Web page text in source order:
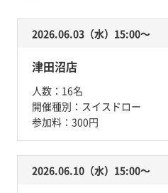
2026.06.03（水）15:00〜
津田沼店
人数： 16名
開催種別： スイスドロー
参加料： 300円
2026.06.10（水）15:00〜